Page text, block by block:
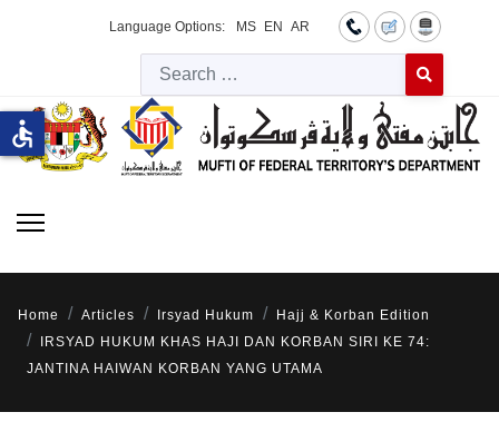
Language Options: MS EN AR
Type 2 or
Home Articles Irsyad Hukum
Hajj & Korban Edition
IRSYAD HUKUM KHAS HAJI DAN KORBAN SIRI KE 74:
JANTINA HAIWAN KORBAN YANG UTAMA
accessible